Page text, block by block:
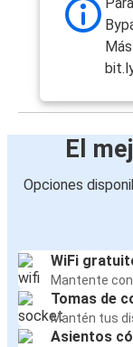
El
Opciones
WiFi
Mantente
Tomas de
Mantén tus
Asientos